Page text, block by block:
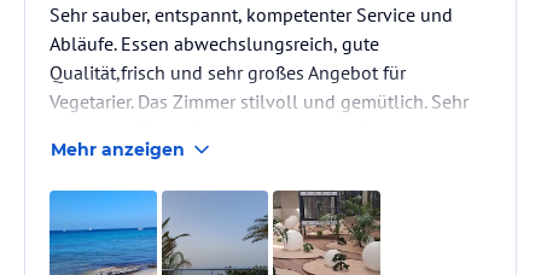
Sehr sauber, entspannt, kompetenter Service und
Abläufe. Essen abwechslungsreich, gute
Qualität,frisch und sehr großes Angebot für
Vegetarier. Das Zimmer stilvoll und gemütlich. Sehr
super Matratzen .
Mehr anzeigen